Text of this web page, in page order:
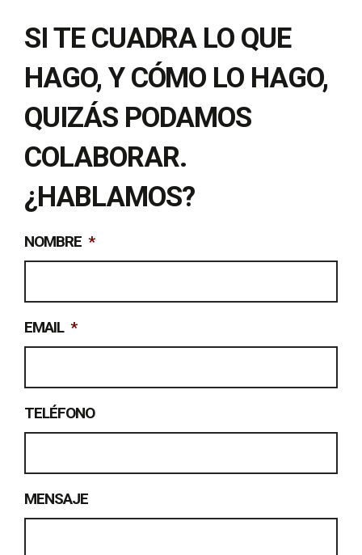
SI TE CUADRA LO QUE
HAGO, Y CÓMO LO HAGO,
QUIZÁS PODAMOS
COLABORAR.
¿HABLAMOS?
NOMBRE *
EMAIL *
TELÉFONO
MENSAJE